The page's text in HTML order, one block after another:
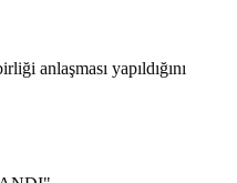
anlaşması yapıldığını